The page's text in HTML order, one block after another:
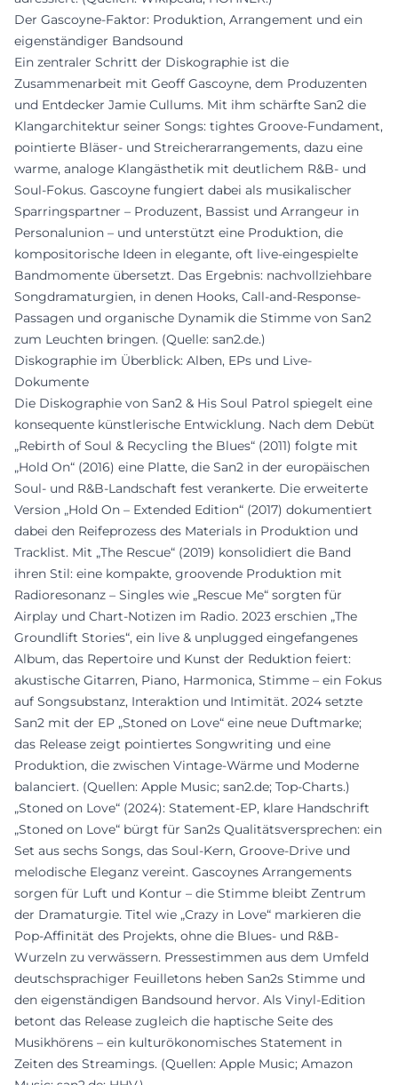
Der Gascoyne-Faktor: Produktion, Arrangement und ein
eigenständiger Bandsound
Ein zentraler Schritt der Diskographie ist die
Zusammenarbeit mit Geoff Gascoyne, dem Produzenten
und Entdecker Jamie Cullums. Mit ihm schärfte San2 die
Klangarchitektur seiner Songs: tightes Groove-Fundament,
pointierte Bläser- und Streicherarrangements, dazu eine
warme, analoge Klangästhetik mit deutlichem R&B- und
Soul-Fokus. Gascoyne fungiert dabei als musikalischer
Sparringspartner – Produzent, Bassist und Arrangeur in
Personalunion – und unterstützt eine Produktion, die
kompositorische Ideen in elegante, oft live-eingespielte
Bandmomente übersetzt. Das Ergebnis: nachvollziehbare
Songdramaturgien, in denen Hooks, Call-and-Response-
Passagen und organische Dynamik die Stimme von San2
zum Leuchten bringen. (Quelle: san2.de.)
Diskographie im Überblick: Alben, EPs und Live-
Dokumente
Die Diskographie von San2 & His Soul Patrol spiegelt eine
konsequente künstlerische Entwicklung. Nach dem Debüt
„Rebirth of Soul & Recycling the Blues“ (2011) folgte mit
„Hold On“ (2016) eine Platte, die San2 in der europäischen
Soul- und R&B-Landschaft fest verankerte. Die erweiterte
Version „Hold On – Extended Edition“ (2017) dokumentiert
dabei den Reifeprozess des Materials in Produktion und
Tracklist. Mit „The Rescue“ (2019) konsolidiert die Band
ihren Stil: eine kompakte, groovende Produktion mit
Radioresonanz – Singles wie „Rescue Me“ sorgten für
Airplay und Chart-Notizen im Radio. 2023 erschien „The
Groundlift Stories“, ein live & unplugged eingefangenes
Album, das Repertoire und Kunst der Reduktion feiert:
akustische Gitarren, Piano, Harmonica, Stimme – ein Fokus
auf Songsubstanz, Interaktion und Intimität. 2024 setzte
San2 mit der EP „Stoned on Love“ eine neue Duftmarke;
das Release zeigt pointiertes Songwriting und eine
Produktion, die zwischen Vintage-Wärme und Moderne
balanciert. (Quellen: Apple Music; san2.de; Top-Charts.)
„Stoned on Love“ (2024): Statement-EP, klare Handschrift
„Stoned on Love“ bürgt für San2s Qualitätsversprechen: ein
Set aus sechs Songs, das Soul-Kern, Groove-Drive und
melodische Eleganz vereint. Gascoynes Arrangements
sorgen für Luft und Kontur – die Stimme bleibt Zentrum
der Dramaturgie. Titel wie „Crazy in Love“ markieren die
Pop-Affinität des Projekts, ohne die Blues- und R&B-
Wurzeln zu verwässern. Pressestimmen aus dem Umfeld
deutschsprachiger Feuilletons heben San2s Stimme und
den eigenständigen Bandsound hervor. Als Vinyl-Edition
betont das Release zugleich die haptische Seite des
Musikhörens – ein kulturökonomisches Statement in
Zeiten des Streamings. (Quellen: Apple Music; Amazon